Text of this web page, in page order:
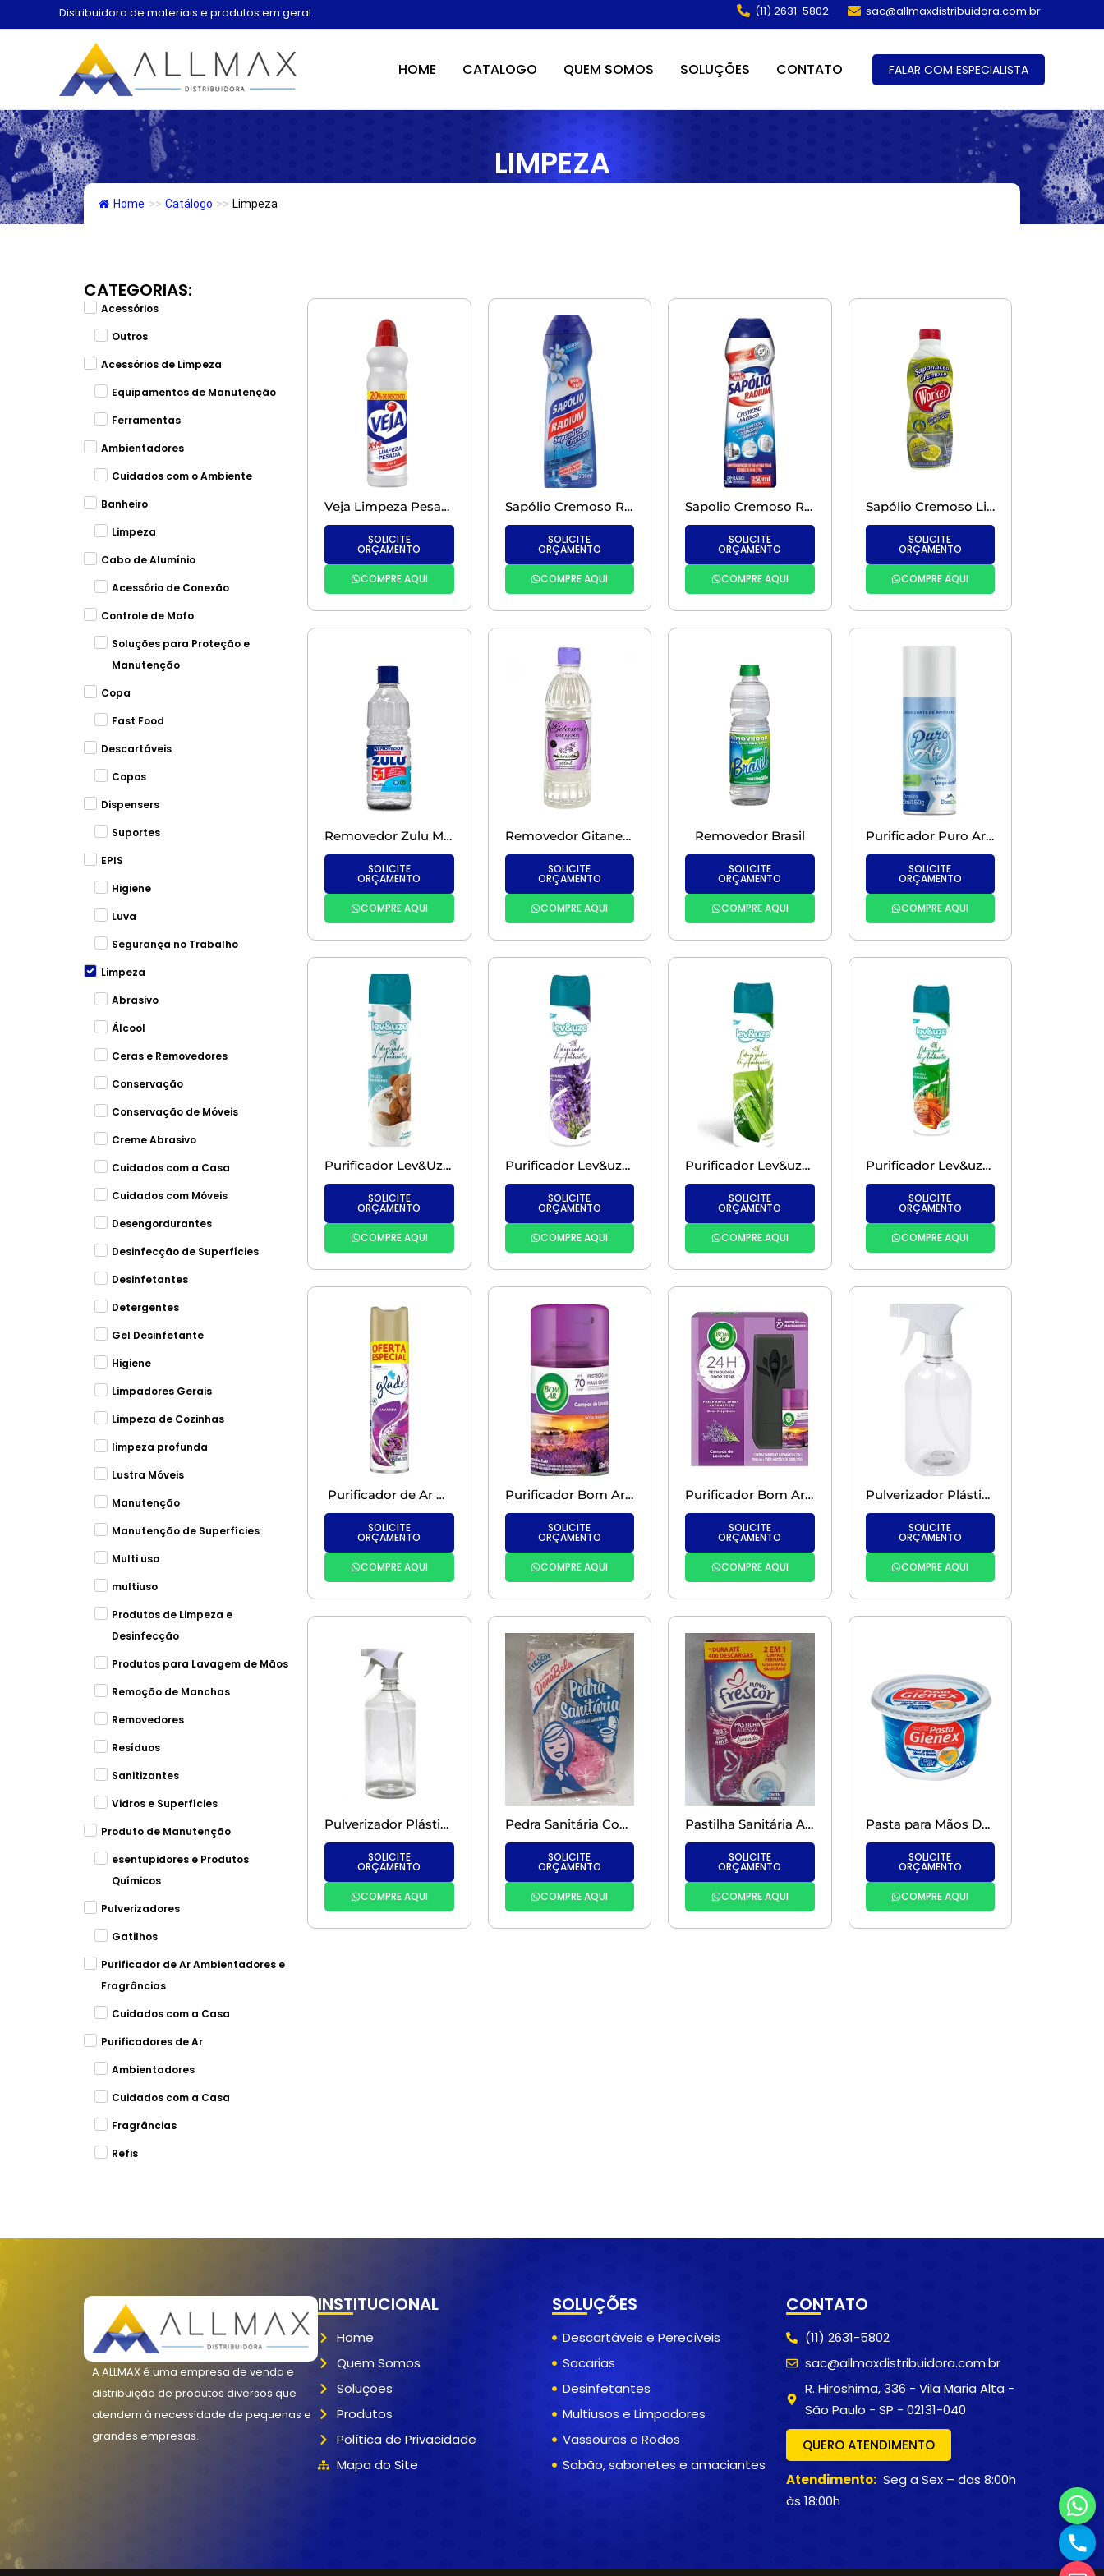
para
Distribuidora de materiais e produtos em geral. (11) 2631-5802 sac@allmaxdistribuidora.com.br
HOME CATALOGO QUEM SOMOS SOLUÇÕES CONTATO FALAR COM ESPECIALISTA
LIMPEZA
Home >> Catálogo >> Limpeza
CATEGORIAS:
Acessórios
Outros
Acessórios de Limpeza
Equipamentos de Manutenção
Ferramentas
Ambientadores
Cuidados com o Ambiente
Banheiro
Limpeza
Cabo de Alumínio
Acessório de Conexão
Controle de Mofo
Soluções para Proteção e
Manutenção
Copa
Fast Food
Descartáveis
Copos
Dispensers
Suportes
EPIS
Higiene
Luva
Segurança no Trabalho
Limpeza
Abrasivo
Álcool
Ceras e Removedores
Conservação
Conservação de Móveis
Creme Abrasivo
Cuidados com a Casa
Cuidados com Móveis
Desengordurantes
Desinfecção de Superfícies
Desinfetantes
Detergentes
Gel Desinfetante
Higiene
Limpadores Gerais
Limpeza de Cozinhas
limpeza profunda
Lustra Móveis
Manutenção
Manutenção de Superfícies
Multi uso
multiuso
Produtos de Limpeza e
Desinfecção
Produtos para Lavagem de Mãos
Remoção de Manchas
Removedores
Resíduos
Sanitizantes
Vidros e Superfícies
Produto de Manutenção
esentupidores e Produtos
Químicos
Pulverizadores
Gatilhos
Purificador de Ar Ambientadores e
Fragrâncias
Cuidados com a Casa
Purificadores de Ar
Ambientadores
Cuidados com a Casa
Fragrâncias
Refis
Veja Limpeza Pesada – 500ML
SOLICITE
ORÇAMENTO
COMPRE AQUI
Sapólio Cremoso Radium Bombril Sem Cloro
SOLICITE
ORÇAMENTO
COMPRE AQUI
Sapolio Cremoso Radium Bombil com Cloro – 200g
SOLICITE
ORÇAMENTO
COMPRE AQUI
Sapólio Cremoso Limão – 200 ml Worker/Facilita
SOLICITE
ORÇAMENTO
COMPRE AQUI
Removedor Zulu Multisuperfícies – 450 ml
SOLICITE
ORÇAMENTO
COMPRE AQUI
Removedor Gitanes Perfumado – 900 ml
SOLICITE
ORÇAMENTO
COMPRE AQUI
Removedor Brasil
SOLICITE
ORÇAMENTO
COMPRE AQUI
Purificador Puro Ar-Fresh Matic Refil Lavanda
SOLICITE
ORÇAMENTO
COMPRE AQUI
Purificador Lev&Uze Talco e Carinho – 350ML
SOLICITE
ORÇAMENTO
COMPRE AQUI
Purificador Lev&uze Lavanda- 350ML
SOLICITE
ORÇAMENTO
COMPRE AQUI
Purificador Lev&uze Capim Limão – 350ML
SOLICITE
ORÇAMENTO
COMPRE AQUI
Purificador Lev&uze Bambu Arbóreo – 400 ml
SOLICITE
ORÇAMENTO
COMPRE AQUI
Purificador de Ar Glade Lavanda – 360 ml
SOLICITE
ORÇAMENTO
COMPRE AQUI
Purificador Bom Ar-Fresh Matic Refil – 250 ml – com Aparelho e Refil
SOLICITE
ORÇAMENTO
COMPRE AQUI
Purificador Bom Ar-Fresh Matic (Refil) Lavanda
SOLICITE
ORÇAMENTO
COMPRE AQUI
Pulverizador Plástico Universal 500ml
SOLICITE
ORÇAMENTO
COMPRE AQUI
Pulverizador Plástico Universal – 1 Litro
SOLICITE
ORÇAMENTO
COMPRE AQUI
Pedra Sanitária Com Suporte – 25GR
SOLICITE
ORÇAMENTO
COMPRE AQUI
Pastilha Sanitária Adesiva com 3 Unidades
SOLICITE
ORÇAMENTO
COMPRE AQUI
Pasta para Mãos Desengraxante Gienex – 900GR
SOLICITE
ORÇAMENTO
COMPRE AQUI
A ALLMAX é uma empresa de venda e
distribuição de produtos diversos que
atendem à necessidade de pequenas e
grandes empresas.
INSTITUCIONAL
Home
Quem Somos
Soluções
Produtos
Política de Privacidade
Mapa do Site
SOLUÇÕES
Descartáveis e Perecíveis
Sacarias
Desinfetantes
Multiusos e Limpadores
Vassouras e Rodos
Sabão, sabonetes e amaciantes
CONTATO
(11) 2631-5802
sac@allmaxdistribuidora.com.br
R. Hiroshima, 336 - Vila Maria Alta -
São Paulo - SP - 02131-040
QUERO ATENDIMENTO
Atendimento: Seg a Sex – das 8:00h
às 18:00h